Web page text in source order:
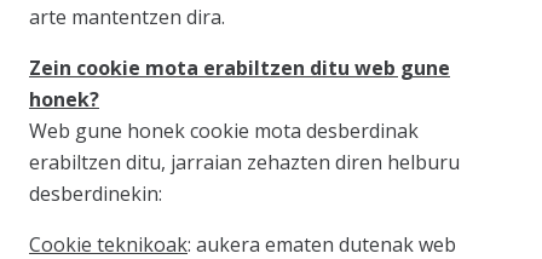
arte mantentzen dira.
Zein cookie mota erabiltzen ditu web gune
honek?
Web gune honek cookie mota desberdinak
erabiltzen ditu, jarraian zehazten diren helburu
desberdinekin:
Cookie teknikoak: aukera ematen dutenak web